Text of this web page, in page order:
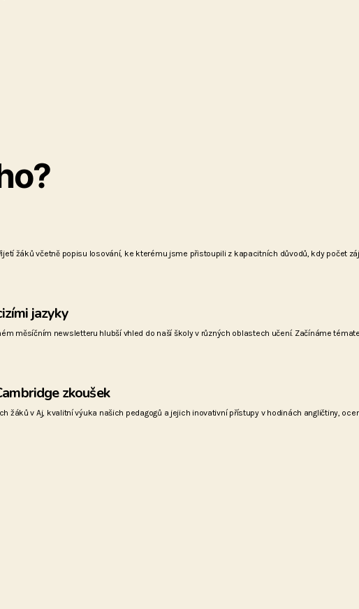
žáků včetně popisu losování, ke kterému jsme přistoupili z kapacitních důvodů, kdy počet
jazyky
měsíčním newsletteru hlubší vhled do naší školy v různých oblastech učení. Začínáme
zkoušek
žáků v Aj, kvalitní výuka našich pedagogů a jejich inovativní přístupy v hodinách angličtiny,